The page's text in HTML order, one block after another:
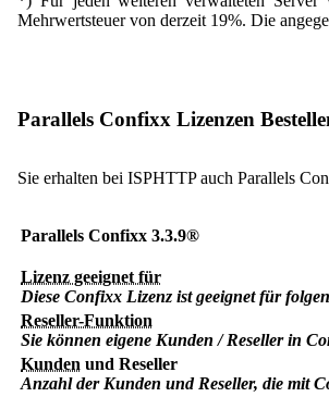
Mehrwertsteuer von derzeit 19%. Die
Parallels Confixx Lizenzen
Sie erhalten bei ISPHTTP auch Parallels
Parallels Confixx 3.3.9®
Lizenz geeignet für
Diese Confixx Lizenz ist geeignet für
Reseller-Funktion
Sie können eigene Kunden / Reseller in
Kunden und Reseller
Anzahl der Kunden und Reseller, die mit